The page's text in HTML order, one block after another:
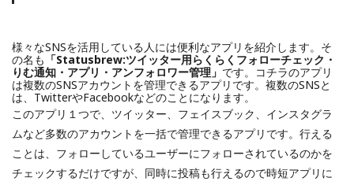
様々なSNSを活用している人には便利なアプリを紹介します。そ
の名も 「Statusbrew:ツイッター用らくらくフォローチェック・
りむ通知・アプリ・アンフォロワー管理」 です。コチラのアプリ
は複数のSNSアカウントを管理できるアプリです。複数のSNSと
は、TwitterやFacebookなどのことになります。
このアプリ１つで、ツイッター、フェイスブック、インスタグラ
ムなど多数のアカウントを一括で管理できるアプリです。行える
ことは、フォローしているユーザーにフォローされているのかを
チェックするだけですが、同時に投稿も行えるので時短アプリに